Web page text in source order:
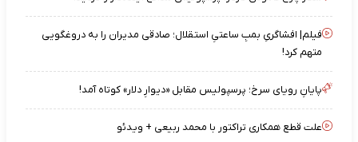
فیلم| افشاگریِ بمبِ ساعتیِ استقلال؛ صادقی مدیران را به دروغگویی
متهم کرد!
پایانِ رویای سرخ؛ پرسپولیس مقابل «دیوارِ دلار» کوتاه آمد!
علت قطع همکاری تراکتور با محمد ربیعی + ویدئو